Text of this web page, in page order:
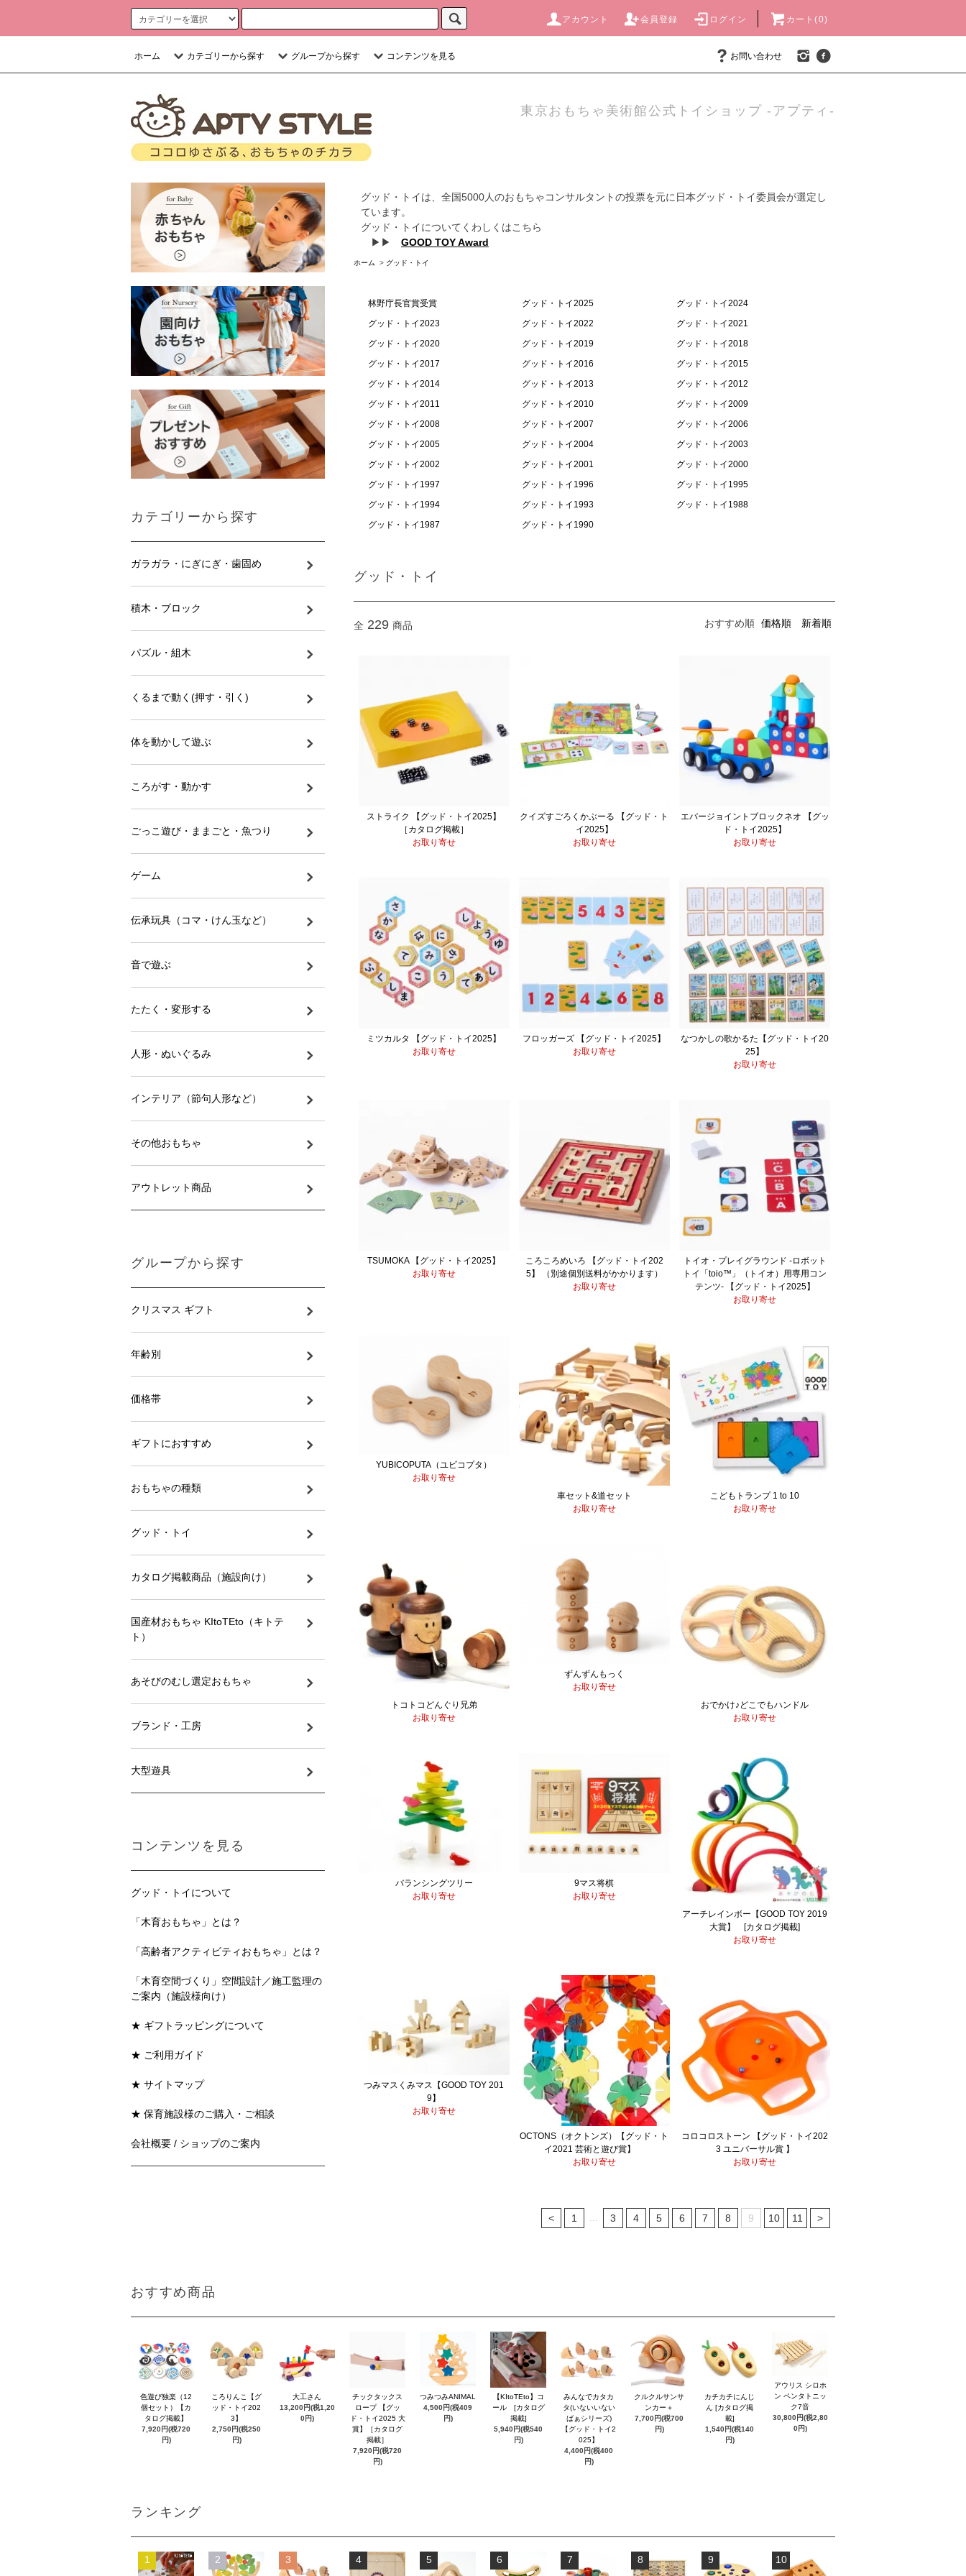
アカウント 会員登録 ログイン カート(0)
ホーム カテゴリーから探す グループから探す コンテンツを見る お問い合わせ
東京おもちゃ美術館公式トイショップ -アプティ-
グッド・トイは、全国5000人のおもちゃコンサルタントの投票を元に日本グッド・トイ委員会が選定し
ています。
グッド・トイについてくわしくはこちら
▶▶ GOOD TOY Award
ホーム > グッド・トイ
林野庁長官賞受賞 グッド・トイ2025
グッド・トイ2024
グッド・トイ2023
グッド・トイ2022
グッド・トイ2021
グッド・トイ2020
グッド・トイ2019
グッド・トイ2018
グッド・トイ2017
グッド・トイ2016
グッド・トイ2015
グッド・トイ2014
グッド・トイ2013
グッド・トイ2012
グッド・トイ2011
グッド・トイ2010
グッド・トイ2009
グッド・トイ2008
グッド・トイ2007
グッド・トイ2006
グッド・トイ2005
グッド・トイ2004
グッド・トイ2003
グッド・トイ2002
グッド・トイ2001
グッド・トイ2000
グッド・トイ1997
グッド・トイ1996
グッド・トイ1995
グッド・トイ1994
グッド・トイ1993
グッド・トイ1988
グッド・トイ1987
グッド・トイ1990
グッド・トイ
全 229 商品 おすすめ順 価格順 新着順
ストライク 【グッド・トイ2025】
［カタログ掲載］
お取り寄せ
クイズすごろくかぶーる 【グッド・ト
イ2025】
お取り寄せ
エバージョイントブロックネオ 【グッ
ド・トイ2025】
お取り寄せ
ミツカルタ 【グッド・トイ2025】
お取り寄せ
フロッガーズ 【グッド・トイ2025】
お取り寄せ
なつかしの歌かるた【グッド・トイ20
25】
お取り寄せ
TSUMOKA 【グッド・トイ2025】
お取り寄せ
ころころめいろ 【グッド・トイ202
5】 （別途個別送料がかかります）
お取り寄せ
トイオ・プレイグラウンド -ロボット
トイ「toio™」（トイオ）用専用コン
テンツ- 【グッド・トイ2025】
お取り寄せ
YUBICOPUTA（ユビコプタ）
お取り寄せ
車セット&道セット
お取り寄せ
こどもトランプ 1 to 10
お取り寄せ
トコトコどんぐり兄弟
お取り寄せ
ずんずんもっく
お取り寄せ
おでかけ♪どこでもハンドル
お取り寄せ
バランシングツリー
お取り寄せ
9マス将棋
お取り寄せ
アーチレインボー【GOOD TOY 2019
大賞】 [カタログ掲載]
お取り寄せ
つみマスくみマス【GOOD TOY 201
9】
お取り寄せ
OCTONS（オクトンズ）【グッド・ト
イ2021 芸術と遊び賞】
お取り寄せ
コロコロストーン 【グッド・トイ202
3 ユニバーサル賞 】
お取り寄せ
< 1 3 4 5 6 7 8 9 10 11 >
カテゴリーから探す
ガラガラ・にぎにぎ・歯固め
積木・ブロック
パズル・組木
くるまで動く(押す・引く)
体を動かして遊ぶ
ころがす・動かす
ごっこ遊び・ままごと・魚つり
ゲーム
伝承玩具（コマ・けん玉など）
音で遊ぶ
たたく・変形する
人形・ぬいぐるみ
インテリア（節句人形など）
その他おもちゃ
アウトレット商品
グループから探す
クリスマス ギフト
年齢別
価格帯
ギフトにおすすめ
おもちゃの種類
グッド・トイ
カタログ掲載商品（施設向け）
国産材おもちゃ KItoTEto（キトテ
ト）
あそびのむし選定おもちゃ
ブランド・工房
大型遊具
コンテンツを見る
グッド・トイについて
「木育おもちゃ」とは？
「高齢者アクティビティおもちゃ」とは？
「木育空間づくり」空間設計／施工監理の
ご案内（施設様向け）
★ ギフトラッピングについて
★ ご利用ガイド
★ サイトマップ
★ 保育施設様のご購入・ご相談
会社概要 / ショップのご案内
おすすめ商品
色遊び独楽（12
個セット）【カ
タログ掲載】
7,920円(税720
円)
ころりんこ【グ
ッド・トイ202
3】
2,750円(税250
円)
大工さん
13,200円(税1,20
0円)
チックタックス
ロープ 【グッ
ド・トイ2025 大
賞】［カタログ
掲載］
7,920円(税720
円)
つみつみANIMAL
4,500円(税409
円)
【KItoTEto】コ
ール [カタログ
掲載]
5,940円(税540
円)
みんなでカタカ
タ(いないいない
ばぁシリーズ)
【グッド・トイ2
025】
4,400円(税400
円)
クルクルサンサ
ンカー＋
7,700円(税700
円)
カチカチにんじ
ん [カタログ掲
載]
1,540円(税140
円)
アウリス シロホ
ン ペンタトニッ
ク7音
30,800円(税2,80
0円)
ランキング
1 2 3 4 5 6 7 8 9 10